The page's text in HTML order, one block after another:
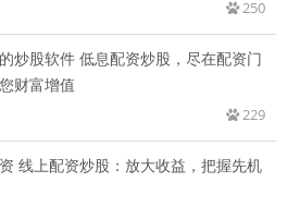
250
炒股软件 低息配资炒股，尽在配资门
财富增值
229
线上配资炒股：放大收益，把握先机